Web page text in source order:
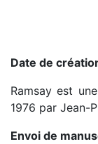
Date de
Ramsay est
1976 par Jean-
Envoi de